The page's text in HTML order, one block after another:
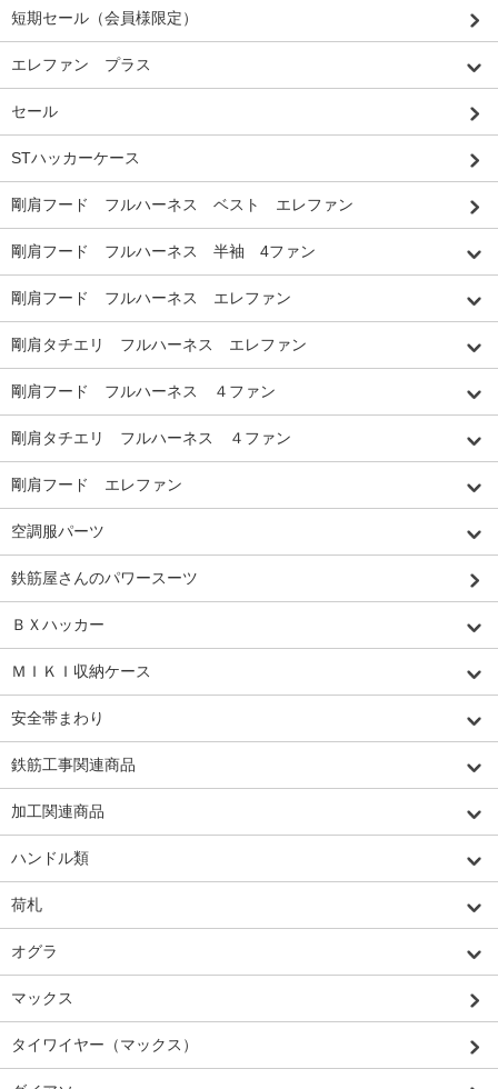
短期セール（会員様限定）
エレファン プラス
セール
STハッカーケース
剛肩フード フルハーネス ベスト エレファン
剛肩フード フルハーネス 半袖 4ファン
剛肩フード フルハーネス エレファン
剛肩タチエリ フルハーネス エレファン
剛肩フード フルハーネス ４ファン
剛肩タチエリ フルハーネス ４ファン
剛肩フード エレファン
空調服パーツ
鉄筋屋さんのパワースーツ
ＢＸハッカー
ＭＩＫＩ収納ケース
安全帯まわり
鉄筋工事関連商品
加工関連商品
ハンドル類
荷札
オグラ
マックス
タイワイヤー（マックス）